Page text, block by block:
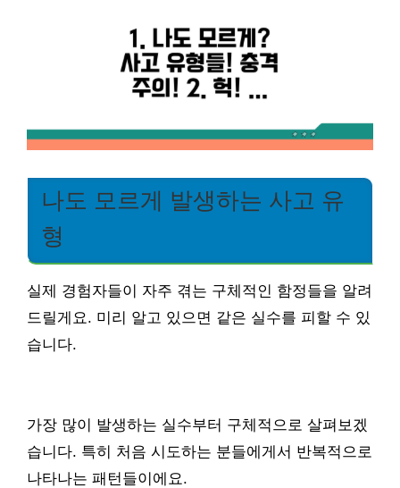
나도 모르게 발생하는 사고 유
형
실제 경험자들이 자주 겪는 구체적인 함정들을 알려
드릴게요. 미리 알고 있으면 같은 실수를 피할 수 있
습니다.
가장 많이 발생하는 실수부터 구체적으로 살펴보겠
습니다. 특히 처음 시도하는 분들에게서 반복적으로
나타나는 패턴들이에요.